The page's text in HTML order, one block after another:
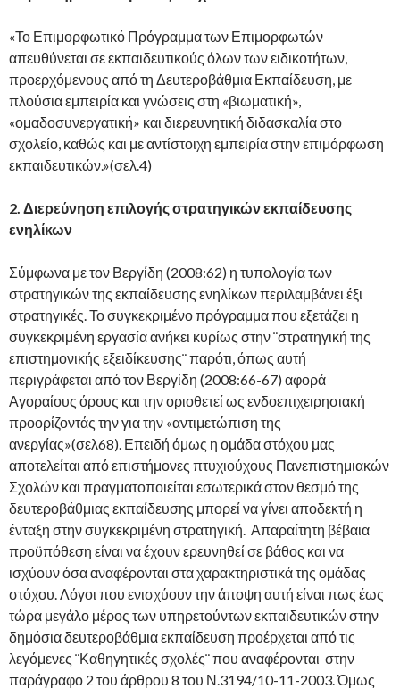
«Το Επιμορφωτικό Πρόγραμμα των Επιμορφωτών
απευθύνεται σε εκπαιδευτικούς όλων των ειδικοτήτων,
προερχόμενους από τη Δευτεροβάθμια Εκπαίδευση, με
πλούσια εμπειρία και γνώσεις στη «βιωματική»,
«ομαδοσυνεργατική» και διερευνητική διδασκαλία στο
σχολείο, καθώς και με αντίστοιχη εμπειρία στην επιμόρφωση
εκπαιδευτικών.»(σελ.4)
2. Διερεύνηση επιλογής στρατηγικών εκπαίδευσης
ενηλίκων
Σύμφωνα με τον Βεργίδη (2008:62) η τυπολογία των
στρατηγικών της εκπαίδευσης ενηλίκων περιλαμβάνει έξι
στρατηγικές. Το συγκεκριμένο πρόγραμμα που εξετάζει η
συγκεκριμένη εργασία ανήκει κυρίως στην ¨στρατηγική της
επιστημονικής εξειδίκευσης¨ παρότι, όπως αυτή
περιγράφεται από τον Βεργίδη (2008:66-67) αφορά
Αγοραίους όρους και την οριοθετεί ως ενδοεπιχειρησιακή
προορίζοντάς την για την «αντιμετώπιση της
ανεργίας»(σελ68). Επειδή όμως η ομάδα στόχου μας
αποτελείται από επιστήμονες πτυχιούχους Πανεπιστημιακών
Σχολών και πραγματοποιείται εσωτερικά στον θεσμό της
δευτεροβάθμιας εκπαίδευσης μπορεί να γίνει αποδεκτή η
ένταξη στην συγκεκριμένη στρατηγική. Απαραίτητη βέβαια
προϋπόθεση είναι να έχουν ερευνηθεί σε βάθος και να
ισχύουν όσα αναφέρονται στα χαρακτηριστικά της ομάδας
στόχου. Λόγοι που ενισχύουν την άποψη αυτή είναι πως έως
τώρα μεγάλο μέρος των υπηρετούντων εκπαιδευτικών στην
δημόσια δευτεροβάθμια εκπαίδευση προέρχεται από τις
λεγόμενες ¨Καθηγητικές σχολές¨ που αναφέρονται στην
παράγραφο 2 του άρθρου 8 του Ν.3194/10-11-2003. Όμως